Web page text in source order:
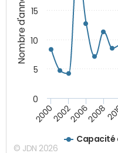
Nombre d'années
Capacité
2000200220062008
0
5
10
15
© JDN 2026